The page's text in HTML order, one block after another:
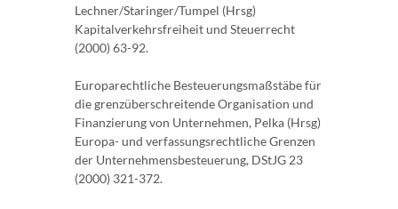
Lechner/Staringer/Tumpel (Hrsg)
Kapitalverkehrsfreiheit und Steuerrecht
(2000) 63-92.
Europarechtliche Besteuerungsmaßstäbe für
die grenzüberschreitende Organisation und
Finanzierung von Unternehmen, Pelka (Hrsg)
Europa- und verfassungsrechtliche Grenzen
der Unternehmensbesteuerung, DStJG 23
(2000) 321-372.